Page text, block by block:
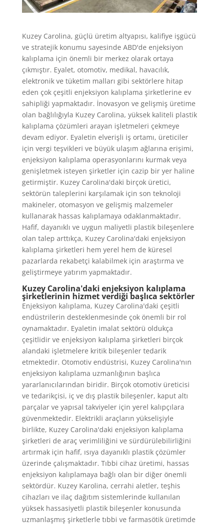
Kuzey Carolina, güçlü üretim altyapısı, kalifiye işgücü
ve stratejik konumu sayesinde ABD'de enjeksiyon
kalıplama için önemli bir merkez olarak ortaya
çıkmıştır. Eyalet, otomotiv, medikal, havacılık,
elektronik ve tüketim malları gibi sektörlere hitap
eden çok çeşitli enjeksiyon kalıplama şirketlerine ev
sahipliği yapmaktadır. İnovasyon ve gelişmiş üretime
olan bağlılığıyla Kuzey Carolina, yüksek kaliteli plastik
kalıplama çözümleri arayan işletmeleri çekmeye
devam ediyor. Eyaletin elverişli iş ortamı, üreticiler
için vergi teşvikleri ve büyük ulaşım ağlarına erişimi,
enjeksiyon kalıplama operasyonlarını kurmak veya
genişletmek isteyen şirketler için cazip bir yer haline
getirmiştir. Kuzey Carolina'daki birçok üretici,
sektörün taleplerini karşılamak için son teknoloji
makineler, otomasyon ve gelişmiş malzemeler
kullanarak hassas kalıplamaya odaklanmaktadır.
Hafif, dayanıklı ve uygun maliyetli plastik bileşenlere
olan talep arttıkça, Kuzey Carolina'daki enjeksiyon
kalıplama şirketleri hem yerel hem de küresel
pazarlarda rekabetçi kalabilmek için araştırma ve
geliştirmeye yatırım yapmaktadır.
Kuzey Carolina'daki enjeksiyon kalıplama
şirketlerinin hizmet verdiği başlıca sektörler
Enjeksiyon kalıplama, Kuzey Carolina'daki çeşitli
endüstrilerin desteklenmesinde çok önemli bir rol
oynamaktadır. Eyaletin imalat sektörü oldukça
çeşitlidir ve enjeksiyon kalıplama şirketleri birçok
alandaki işletmelere kritik bileşenler tedarik
etmektedir. Otomotiv endüstrisi, Kuzey Carolina'nın
enjeksiyon kalıplama uzmanlığının başlıca
yararlanıcılarından biridir. Birçok otomotiv üreticisi
ve tedarikçisi, iç ve dış plastik bileşenler, kaput altı
parçalar ve yapısal takviyeler için yerel kalıpçılara
güvenmektedir. Elektrikli araçların yükselişiyle
birlikte, Kuzey Carolina'daki enjeksiyon kalıplama
şirketleri de araç verimliliğini ve sürdürülebilirliğini
artırmak için hafif, ısıya dayanıklı plastik çözümler
üzerinde çalışmaktadır. Tıbbi cihaz üretimi, hassas
enjeksiyon kalıplamaya bağlı olan bir diğer önemli
sektördür. Kuzey Karolina, cerrahi aletler, teşhis
cihazları ve ilaç dağıtım sistemlerinde kullanılan
yüksek hassasiyetli plastik bileşenler konusunda
uzmanlaşmış şirketlerle tıbbi ve farmasötik üretimde